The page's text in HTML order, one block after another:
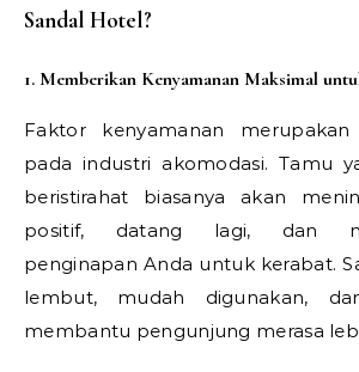
Sandal Hotel?
1. Memberikan Kenyamanan Maksimal
Faktor kenyamanan
pada industri akomodasi. Tamu
beristirahat biasanya akan
positif, datang lagi, dan
penginapan Anda untuk kerabat.
lembut, mudah digunakan,
membantu pengunjung merasa